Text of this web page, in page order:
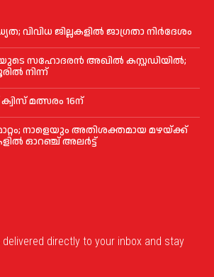
വിവിധ ജില്ലകളിൽ ജാഗ്രതാ നിർദേശം
സഹോദരന്‍ അഖില്‍ കസ്റ്റഡിയില്‍;
നിന്ന്
മത്സരം 16ന്
മാറ്റം; നാളെയും അതിശക്തമായ മഴയ്ക്ക്
ഓറഞ്ച് അലർട്ട്
directly to your inbox and stay